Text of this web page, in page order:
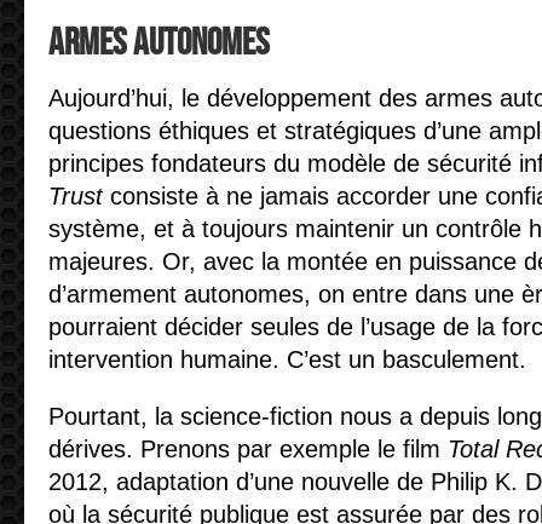
Armes autonomes
Aujourd’hui, le développement des armes
questions éthiques et stratégiques d’une
principes fondateurs du modèle de sécurité
Trustconsiste à ne jamais accorder une
système, et à toujours maintenir un contrôle
majeures. Or, avec la montée en puissance
d’armement autonomes, on entre dans une
pourraient décider seules de l’usage de la
intervention humaine. C’est un basculement.
Pourtant, la science-fiction nous a depuis
dérives. Prenons par exemple le film Total
2012, adaptation d’une nouvelle de Philip K.
où la sécurité publique est assurée par des